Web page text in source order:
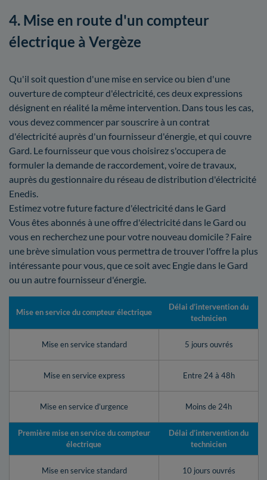
4. Mise en route d'un compteur
électrique à Vergèze
Qu'il soit question d'une mise en service ou bien d'une
ouverture de compteur d'électricité, ces deux expressions
désignent en réalité la même intervention. Dans tous les cas,
vous devez commencer par souscrire à un contrat
d'électricité auprès d'un fournisseur d'énergie, et qui couvre
Gard. Le fournisseur que vous choisirez s'occupera de
formuler la demande de raccordement, voire de travaux,
auprès du gestionnaire du réseau de distribution d'électricité
Enedis.
Estimez votre future facture d'électricité dans le Gard
Vous êtes abonnés à une offre d'électricité dans le Gard ou
vous en recherchez une pour votre nouveau domicile ? Faire
une brève simulation vous permettra de trouver l'offre la plus
intéressante pour vous, que ce soit avec Engie dans le Gard
ou un autre fournisseur d'énergie.
Mise en service du compteur électrique
Délai d’intervention du
technicien
Mise en service standard 5 jours ouvrés
Mise en service express Entre 24 à 48h
Mise en service d’urgence Moins de 24h
Première mise en service du compteur
électrique
Délai d’intervention du
technicien
Mise en service standard 10 jours ouvrés